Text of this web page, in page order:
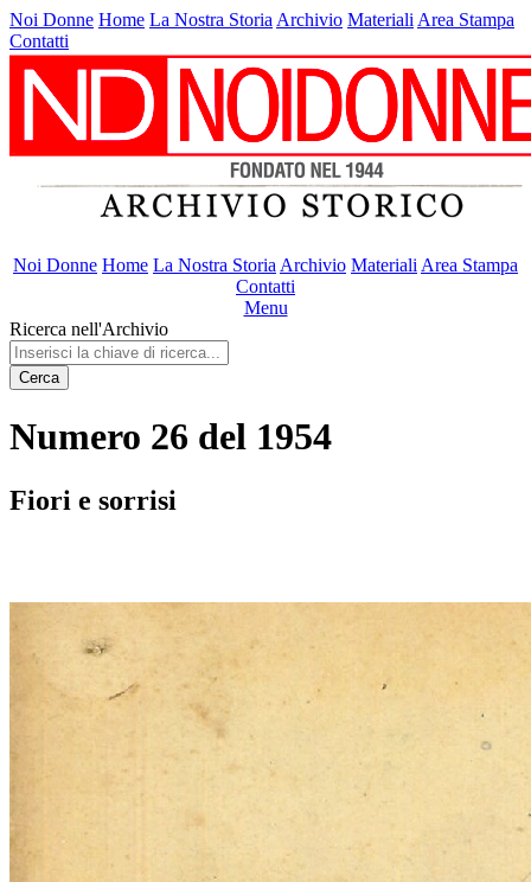
Noi Donne Home La Nostra Storia Archivio Materiali Area Stampa
Contatti
Noi Donne Home La Nostra Storia Archivio Materiali Area Stampa
Contatti
Menu
Ricerca nell'Archivio
Cerca
Numero 26 del 1954
Fiori e sorrisi